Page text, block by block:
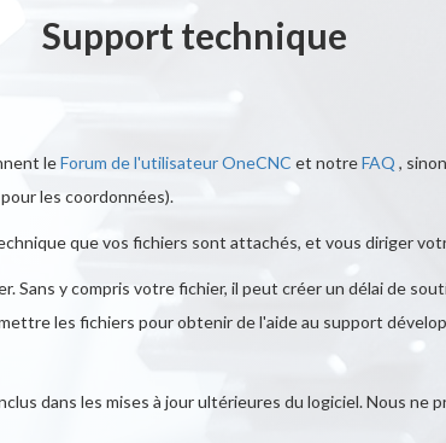
Support technique
leForum de l'utilisateur OneCNC et notreFAQ ,
les coordonnées).
que vos fichiers sont attachés, et vous diriger
Sans y compris votre fichier, il peut créer un délai de
les fichiers pour obtenir de l'aide au support
dans les mises à jour ultérieures du logiciel. Nous ne